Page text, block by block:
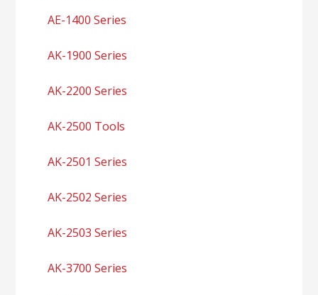
AE-1400 Series
AK-1900 Series
AK-2200 Series
AK-2500 Tools
AK-2501 Series
AK-2502 Series
AK-2503 Series
AK-3700 Series